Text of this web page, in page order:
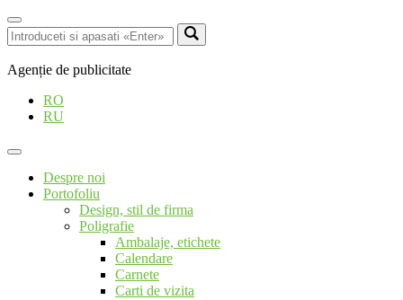
Agenție de publicitate
RO
RU
Despre noi
Portofoliu
Design, stil de firma
Poligrafie
Ambalaje, etichete
Calendare
Carnete
Carti de vizita